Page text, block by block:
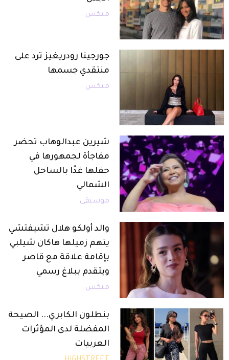
ميكس
جورجينا رودريغيز ترد على
منتقدي جسمها
ميكس
شيرين عبدالوهاب تحضر
مفاجأة لجمهورها في
حفلها غدًا بالساحل
الشمالي
موسيقى
والد أولكو هلال تشيفتشي
يتهم زميلها هاكان شيلبي
بإقامة علاقة مع قاصر
ويتقدم ببلاغ رسمي
ميكس
بنطلون الكابري... الصيحة
المفضلة لدى المؤثرات
العربيات